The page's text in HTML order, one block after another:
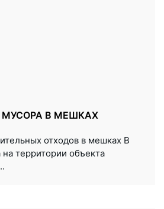
МУСОРА В МЕШКАХ
отходов в мешках В
территории объекта